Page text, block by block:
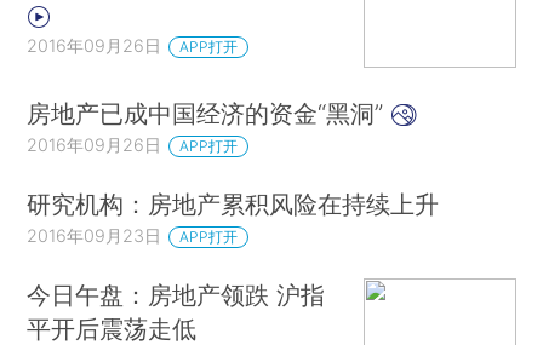
2016年09月26日 APP打开
房地产已成中国经济的资金“黑洞”
2016年09月26日 APP打开
研究机构：房地产累积风险在持续上升
2016年09月23日 APP打开
今日午盘：房地产领跌 沪指
平开后震荡走低